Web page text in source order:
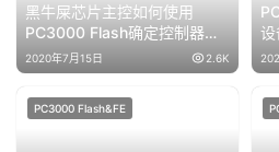
黑牛屎芯片主控如何使用
PC3000 Flash确定控制器芯
片的型号?
2020年7月15日 2.6K
设
主
PC3000 Flash&FE